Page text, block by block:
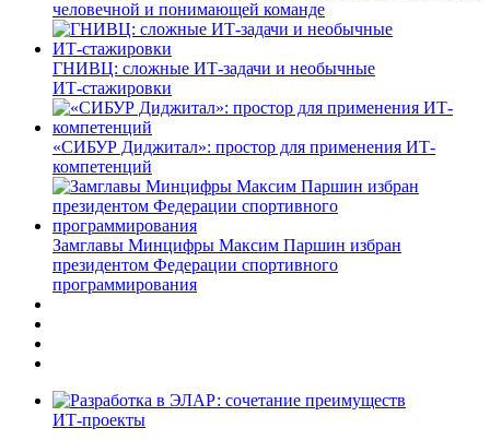
человечной и понимающей команде
ГНИВЦ: сложные ИТ‑задачи и необычные
ИТ‑стажировки
«СИБУР Диджитал»: простор для применения ИТ-
компетенций
Замглавы Минцифры Максим Паршин избран
президентом Федерации спортивного
программирования
ИТ-проекты